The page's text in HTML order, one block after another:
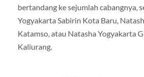
bertandang ke sejumlah cabangnya,
Yogyakarta Sabirin Kota Baru,
Katamso, atau Natasha Yogyakarta
Kaliurang.